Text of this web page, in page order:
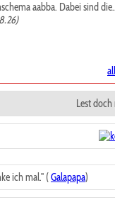
aabba. Dabei sind
Lest
ich mal." (Galapapa)